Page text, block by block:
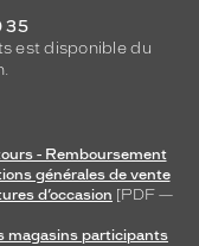
35
est disponible du
- Remboursement
générales de vente
d’occasion [PDF —
magasins participants